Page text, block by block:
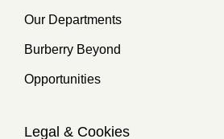
Our Departments
Burberry Beyond
Opportunities
Legal & Cookies